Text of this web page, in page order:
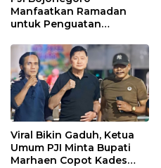
Manfaatkan Ramadan
untuk Penguatan
Kebersamaan
Viral Bikin Gaduh, Ketua
Umum PJI Minta Bupati
Marhaen Copot Kades